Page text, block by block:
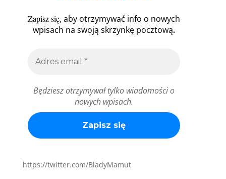
Zapisz się, aby otrzymywać info o nowych
wpisach na swoją skrzynkę pocztową.
Będziesz otrzymywał tylko wiadomości o
nowych wpisach.
https://twitter.com/BladyMamut